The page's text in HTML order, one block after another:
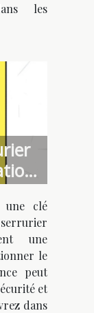
les
une clé
une
le
peut
et
dans